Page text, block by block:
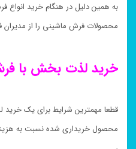
به همین دلیل در هنگام خرید انواع
محصولات فرش ماشینی را از
خرید لذت بخش با
قطعا مهمترین شرایط برای یک
محصول خریداری شده نسبت به